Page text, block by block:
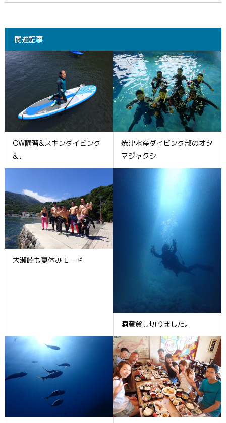
関連記事
OW講習&スキンダイビング
&...
焼津水産ダイビング部のオタ
マジャクシ
大瀬崎も夏休みモード
洞窟貸し切りました。